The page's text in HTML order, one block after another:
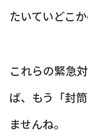
たいていどこ
これらの緊急
ば、もう「封
ませんね。